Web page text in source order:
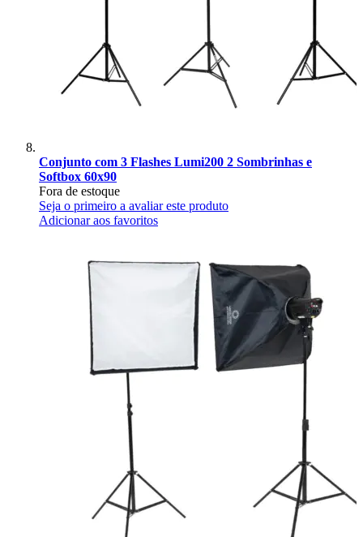
Conjunto com 3 Flashes Lumi200 2 Sombrinhas e
Softbox 60x90
Fora de estoque
Seja o primeiro a avaliar este produto
Adicionar aos favoritos